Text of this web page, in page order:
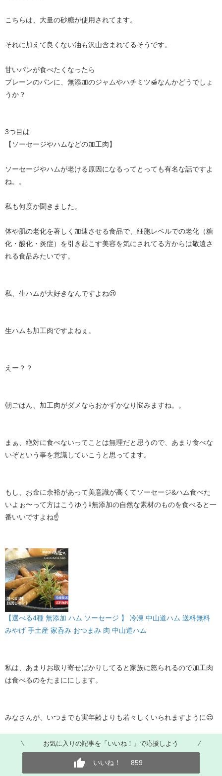
こちらは、大量の砂糖が使用されてます。
それに加えて良くない油も沢山含まれてるそうです。
甘いパンが食べたくなったら
プレーンのパンに、無添加のジャムやハチミツ🍯なんかどうでしょ
うか？
3つ目は
【ソーセージやハムなどの加工肉】
ソーセージやハムが老ける原因になるってとっても有名な話ですよ
ね。。
私も何度か聞きました。
体や肌の老化を著しく加速させる食品で、細胞レベルでの老化（糖
化・酸化・炎症）を引き起こす美容を気にされてる方からは敬遠さ
れる食品みたいです。
私、生ハムが大好きなんですよね😢
生ハムも加工肉ですよねぇ。
えー？？
朝ごはん、加工肉がダメならおかずかなり悩みますね。。
まぁ、絶対に食べないってことは無理だと思うので、あまり食べな
いぞという事を意識していこうと思ってます。
もし、お金に余裕があって美意識が高くてソーセージ&ハム食べた
いよぉ〜って方はこうゆう⇩無添加の自然な素材のものを食べると一
番いいですよね☝️
【選べる4種 無添加 ハム ソーセージ 】 冷凍 中山道ハム 送料無料
みやげ 手土産 家呑み おつまみ 肉 中山道ハム
私は、あまりお取り寄せばかりしてると家族に怒られるので加工肉
は食べるのをたまににします。
みなさんが、いつまでも実年齢よりも若々しくいられますように😌
お気に入りの記事を「いいね！」で応援しよう
いいね！ 859